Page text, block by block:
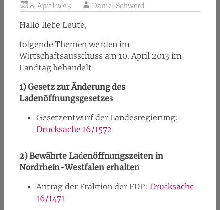
8. April 2013 Daniel Schwerd
Hallo liebe Leute,
folgende Themen werden im
Wirtschaftsausschuss am 10. April 2013 im
Landtag behandelt:
1) Gesetz zur Änderung des
Ladenöffnungsgesetzes
Gesetzentwurf der Landesregierung:
Drucksache 16/1572
2) Bewährte Ladenöffnungszeiten in
Nordrhein-Westfalen erhalten
Antrag der Fraktion der FDP: Drucksache
16/1471